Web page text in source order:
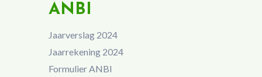
ANBI
Jaarverslag 2024
Jaarrekening 2024
Formulier ANBI